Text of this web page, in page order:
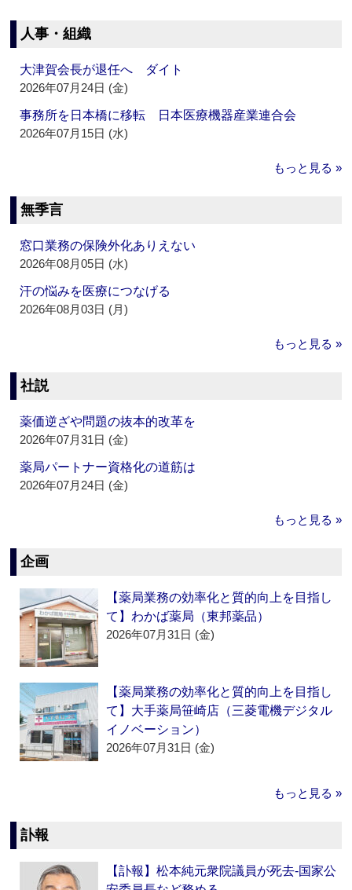
人事・組織
大津賀会長が退任へ ダイト
2026年07月24日 (金)
事務所を日本橋に移転 日本医療機器産業連合会
2026年07月15日 (水)
もっと見る »
無季言
窓口業務の保険外化ありえない
2026年08月05日 (水)
汗の悩みを医療につなげる
2026年08月03日 (月)
もっと見る »
社説
薬価逆ざや問題の抜本的改革を
2026年07月31日 (金)
薬局パートナー資格化の道筋は
2026年07月24日 (金)
もっと見る »
企画
【薬局業務の効率化と質的向上を目指し
て】わかば薬局（東邦薬品）
2026年07月31日 (金)
【薬局業務の効率化と質的向上を目指し
て】大手薬局笹崎店（三菱電機デジタル
イノベーション）
2026年07月31日 (金)
もっと見る »
訃報
【訃報】松本純元衆院議員が死去‐国家公